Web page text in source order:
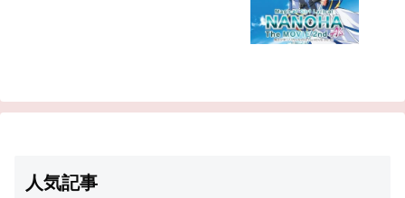
人気記事